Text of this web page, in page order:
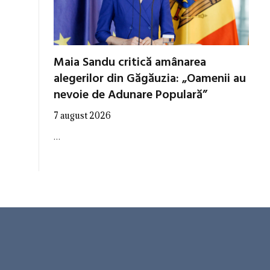
Maia Sandu critică amânarea
alegerilor din Găgăuzia: „Oamenii au
nevoie de Adunare Populară”
7 august 2026
…